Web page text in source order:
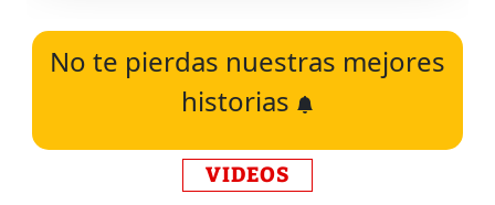
No te pierdas nuestras mejores
historias
VIDEOS